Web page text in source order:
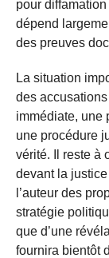
pour
dépend
des preuves
La situation
des
immédiate, une
une procédure
vérité. Il reste à
devant la
l’auteur des
stratégie
que d’une
fournira bientôt